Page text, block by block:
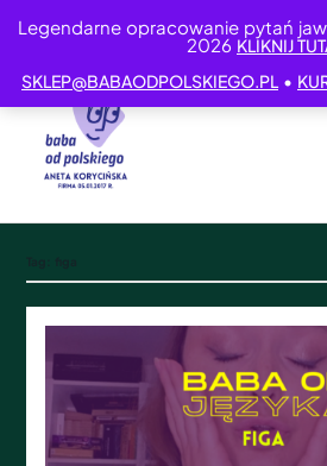
Legendarne opracowanie pytań
2026 KLIKNIJ
SKLEP@BABAODPOLSKIEGO.PL •